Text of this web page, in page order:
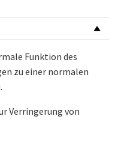
Funktion des
zu einer normalen
Verringerung von